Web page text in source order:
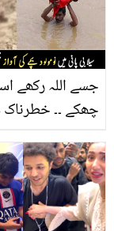
جسے اللہ رکھے
چھکے ۔۔
تھا، لوگوں نے
ننھی جان کو
دیکھیے